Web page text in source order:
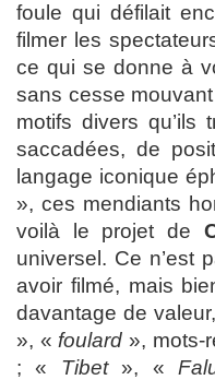
foule qui défilait
filmer les
ce qui se donne à
sans cesse
motifs divers qu’ils
saccadées, de
langage iconique
», ces mendiants
voilà le projet de
universel. Ce n’est
avoir filmé, mais
davantage de
», « foulard », mots-
; « Tibet», «